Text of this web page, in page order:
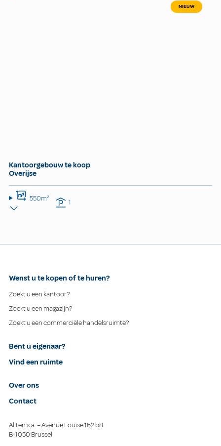
NIEUW
Kantoorgebouw te koop
Overijse
550m² 1
Wenst u te kopen of te huren?
Zoekt u een kantoor?
Zoekt u een magazijn?
Zoekt u een commerciële handelsruimte?
Bent u eigenaar?
Vind een ruimte
Over ons
Contact
Allten s.a. – Avenue Louise 162 b8
B-1050 Brussel